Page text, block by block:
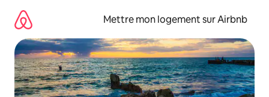
directement
contenu
Mettre mon logement sur Airbnb